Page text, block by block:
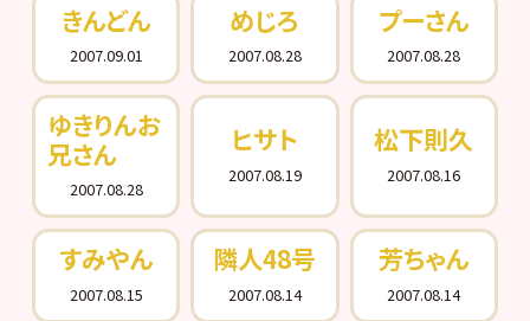
きんどん
2007.09.01
めじろ
2007.08.28
プーさん
2007.08.28
ゆきりんお
兄さん
2007.08.28
ヒサト
2007.08.19
松下則久
2007.08.16
すみやん
2007.08.15
隣人48号
2007.08.14
芳ちゃん
2007.08.14